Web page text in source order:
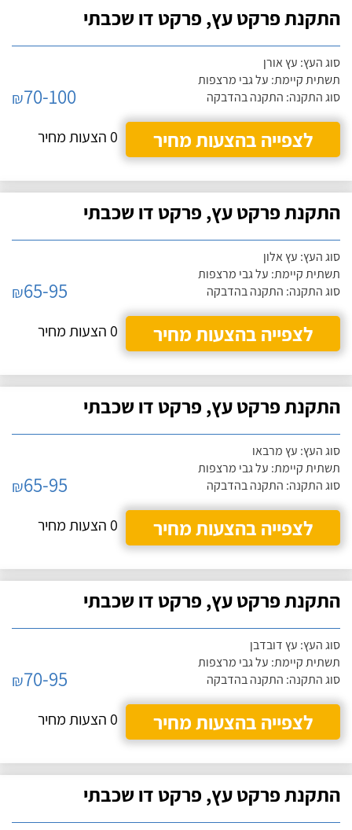
התקנת פרקט עץ, פרקט דו שכבתי
סוג העץ: עץ אורן
תשתית קיימת: על גבי מרצפות
סוג התקנה: התקנה בהדבקה
₪70-100
לצפייה בהצעות מחיר
0 הצעות מחיר
התקנת פרקט עץ, פרקט דו שכבתי
סוג העץ: עץ אלון
תשתית קיימת: על גבי מרצפות
סוג התקנה: התקנה בהדבקה
₪65-95
לצפייה בהצעות מחיר
0 הצעות מחיר
התקנת פרקט עץ, פרקט דו שכבתי
סוג העץ: עץ מרבאו
תשתית קיימת: על גבי מרצפות
סוג התקנה: התקנה בהדבקה
₪65-95
לצפייה בהצעות מחיר
0 הצעות מחיר
התקנת פרקט עץ, פרקט דו שכבתי
סוג העץ: עץ דובדבן
תשתית קיימת: על גבי מרצפות
סוג התקנה: התקנה בהדבקה
₪70-95
לצפייה בהצעות מחיר
0 הצעות מחיר
התקנת פרקט עץ, פרקט דו שכבתי